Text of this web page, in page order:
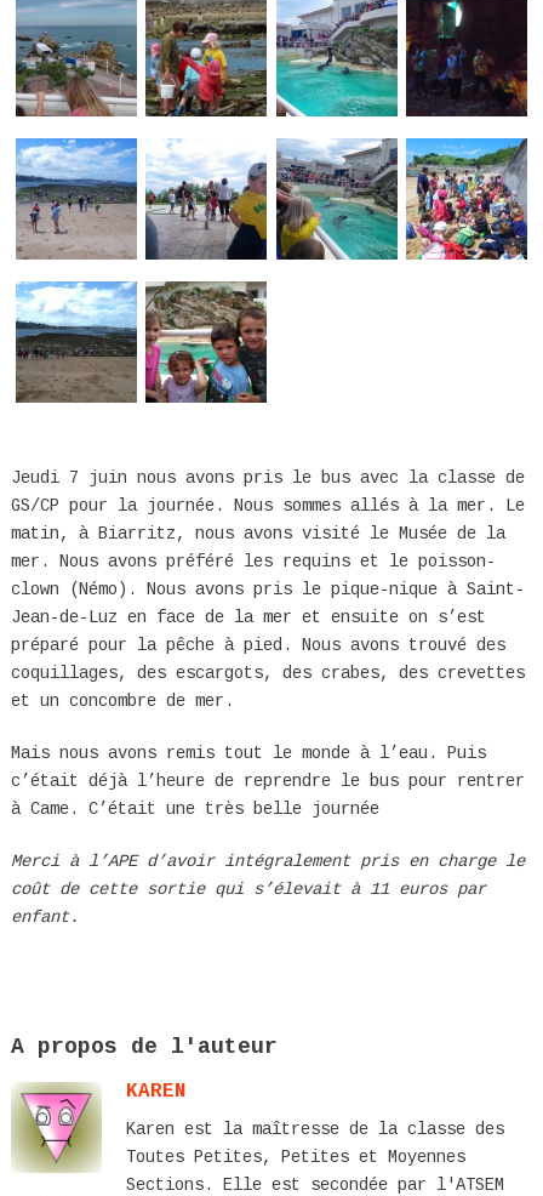
Jeudi 7 juin nous avons pris le bus avec la classe de
GS/CP pour la journée. Nous sommes allés à la mer. Le
matin, à Biarritz, nous avons visité le Musée de la
mer. Nous avons préféré les requins et le poisson-
clown (Némo). Nous avons pris le pique-nique à Saint-
Jean-de-Luz en face de la mer et ensuite on s’est
préparé pour la pêche à pied. Nous avons trouvé des
coquillages, des escargots, des crabes, des crevettes
et un concombre de mer.
Mais nous avons remis tout le monde à l’eau. Puis
c’était déjà l’heure de reprendre le bus pour rentrer
à Came. C’était une très belle journée
Merci à l’APE d’avoir intégralement pris en charge le
coût de cette sortie qui s’élevait à 11 euros par
enfant.
A propos de l'auteur
KAREN
Karen est la maîtresse de la classe des
Toutes Petites, Petites et Moyennes
Sections. Elle est secondée par l'ATSEM